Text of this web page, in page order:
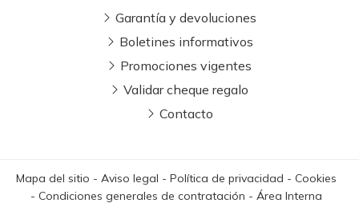
Garantía y devoluciones
Boletines informativos
Promociones vigentes
Validar cheque regalo
Contacto
Mapa del sitio - Aviso legal - Política de privacidad - Cookies
- Condiciones generales de contratación - Área Interna